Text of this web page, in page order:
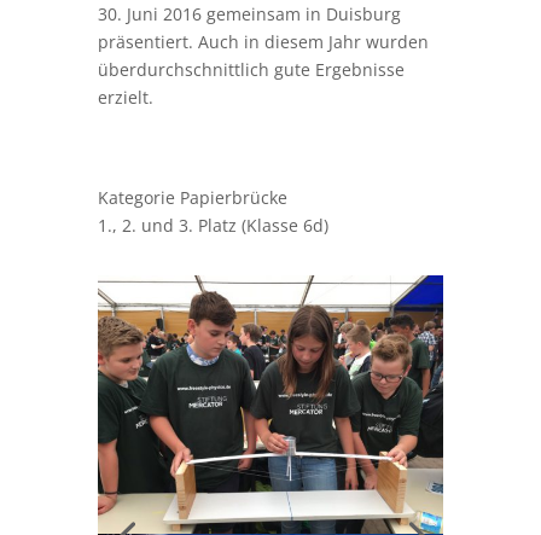
30. Juni 2016 gemeinsam in Duisburg
präsentiert. Auch in diesem Jahr wurden
überdurchschnittlich gute Ergebnisse
erzielt.
Kategorie Papierbrücke
1., 2. und 3. Platz (Klasse 6d)